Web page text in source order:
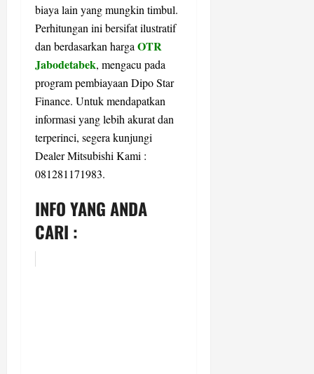
biaya lain yang mungkin timbul.
Perhitungan ini bersifat ilustratif
dan berdasarkan hargaOTR
Jabodetabek, mengacu pada
program pembiayaan Dipo Star
Finance. Untuk mendapatkan
informasi yang lebih akurat dan
terperinci, segera kunjungi
Dealer Mitsubishi Kami :
081281171983.
INFO YANG ANDA
CARI :